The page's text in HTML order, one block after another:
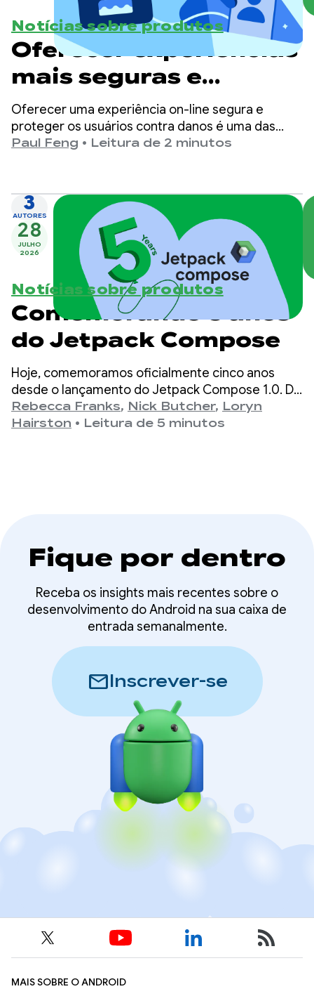
Notícias sobre produtos
Oferecer experiências
mais seguras e
adequadas à idade no
Google Play
Oferecer uma experiência on-line segura e
proteger os usuários contra danos é uma das
principais prioridades do Google Play.
Paul Feng • Leitura de 2 minutos
3
AUTORES
28
JULHO
2026
Notícias sobre produtos
Comemorando 5 anos
do Jetpack Compose
Hoje, comemoramos oficialmente cinco anos
desde o lançamento do Jetpack Compose 1.0. Da
versão 1.0, anunciada em 28 de julho de 2021, até
o lançamento mais recente da 1.11, vimos as APIs
Rebecca Franks, Nick Butcher, Loryn
Hairston • Leitura de 5 minutos
Fique por dentro
Receba os insights mais recentes sobre o
desenvolvimento do Android na sua caixa de
entrada semanalmente.
mailInscrever-se
MAIS SOBRE O ANDROID